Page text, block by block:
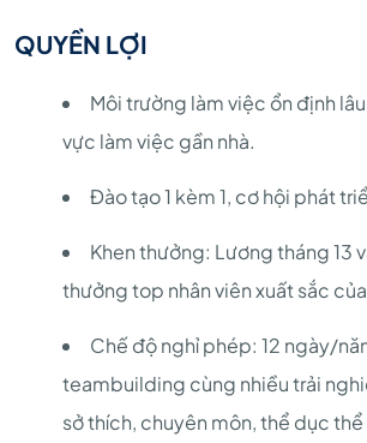
QUYỀN LỢI
Môi trường làm việc ổn định
vực làm việc gần nhà.
Đào tạo 1 kèm 1, cơ hội phát
Khen thưởng: Lương tháng 13
thưởng top nhân viên xuất sắc
Chế độ nghỉ phép: 12 ngày/
teambuilding cùng nhiều trải
sở thích, chuyên môn, thể dục